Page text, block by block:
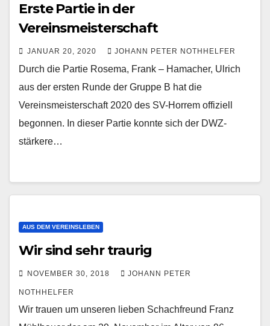
Erste Partie in der
Vereinsmeisterschaft
JANUAR 20, 2020 JOHANN PETER NOTHHELFER
Durch die Partie Rosema, Frank – Hamacher, Ulrich
aus der ersten Runde der Gruppe B hat die
Vereinsmeisterschaft 2020 des SV-Horrem offiziell
begonnen. In dieser Partie konnte sich der DWZ-
stärkere…
AUS DEM VEREINSLEBEN
Wir sind sehr traurig
NOVEMBER 30, 2018 JOHANN PETER
NOTHHELFER
Wir trauen um unseren lieben Schachfreund Franz